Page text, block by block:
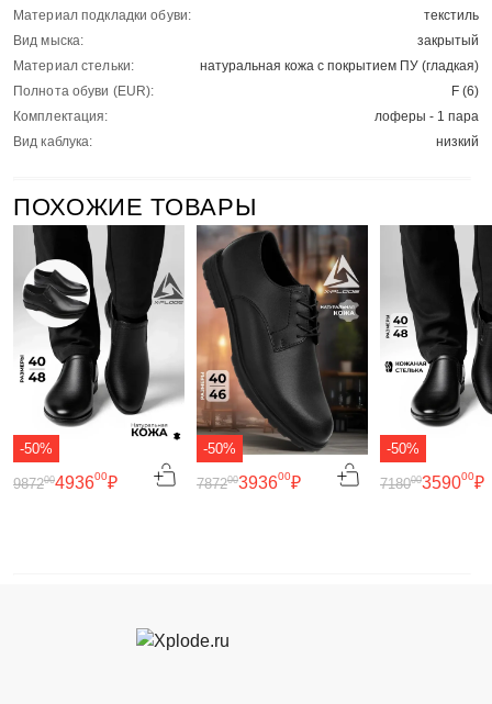
Материал подкладки обуви:
текстиль
Вид мыска:
закрытый
Материал стельки:
натуральная кожа с покрытием ПУ (гладкая)
Полнота обуви (EUR):
F (6)
Комплектация:
лоферы - 1 пара
Вид каблука:
низкий
ПОХОЖИЕ ТОВАРЫ
-50%
493600₽
987200
-50%
393600₽
787200
-50%
359000₽
718000